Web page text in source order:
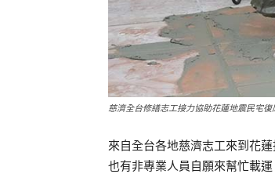
慈濟全台修繕志工接力協助花蓮地震民宅
來自全台各地慈濟志工來到花
也有非專業人員自願來幫忙載